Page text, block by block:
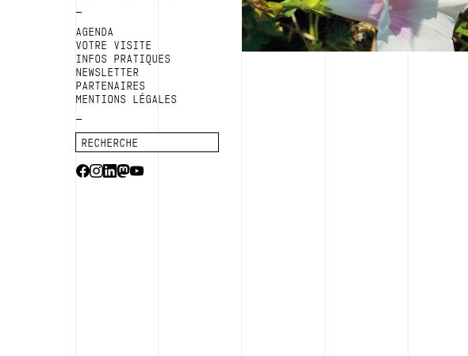
AGENDA
VOTRE VISITE
INFOS PRATIQUES
NEWSLETTER
PARTENAIRES
MENTIONS LÉGALES